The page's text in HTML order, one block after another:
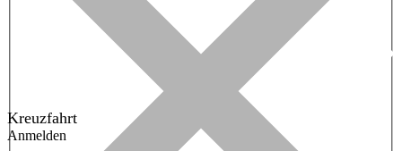
Kreuzfahrt
Anmelden